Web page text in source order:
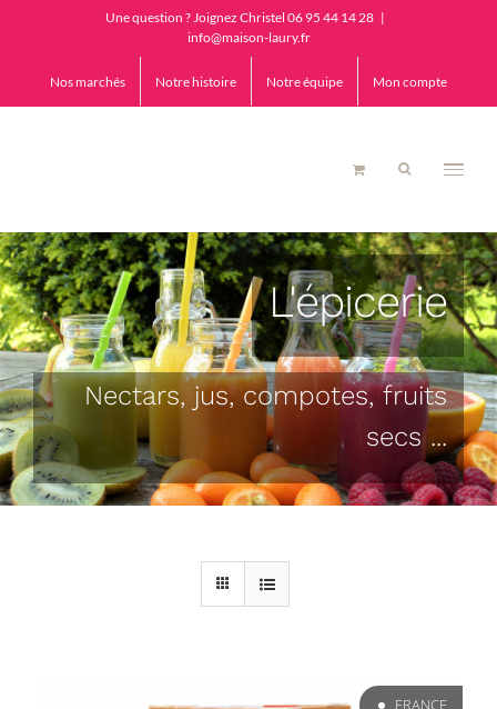
Une question ? Joignez Christel 06 95 44 14 28 |
info@maison-laury.fr
Nos marchés Notre histoire Notre équipe Mon compte
L'épicerie
Nectars, jus, compotes, fruits
secs ...
FRANCE